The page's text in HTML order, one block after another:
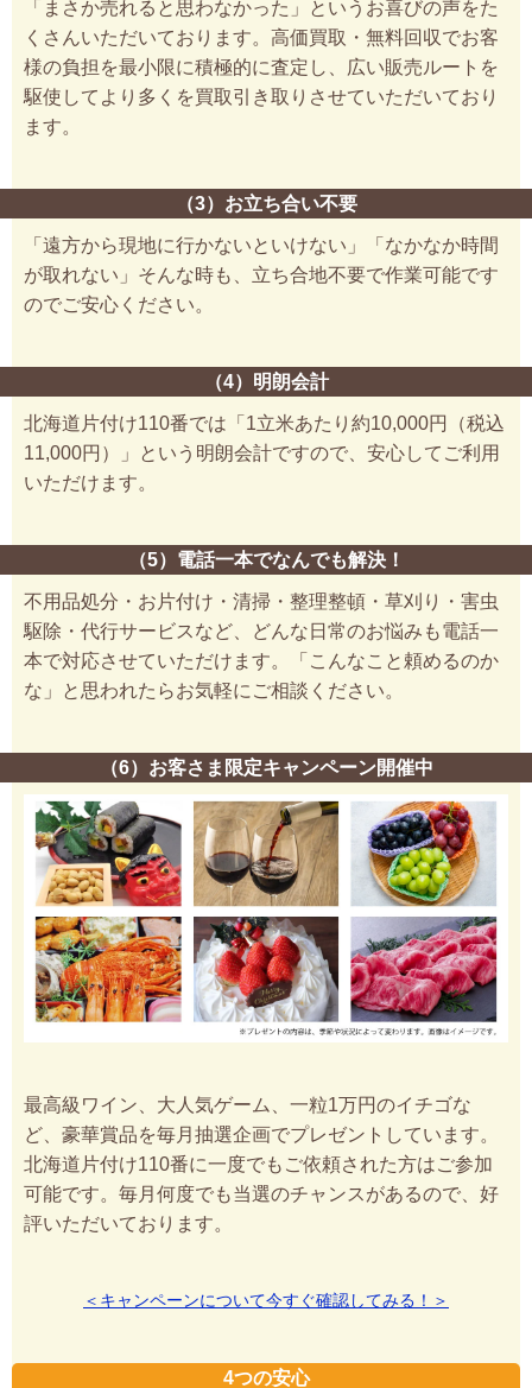
「まさか売れると思わなかった」というお喜びの声をた
くさんいただいております。高価買取・無料回収でお客
様の負担を最小限に積極的に査定し、広い販売ルートを
駆使してより多くを買取引き取りさせていただいており
ます。
（3）お立ち合い不要
「遠方から現地に行かないといけない」「なかなか時間
が取れない」そんな時も、立ち合地不要で作業可能です
のでご安心ください。
（4）明朗会計
北海道片付け110番では「1立米あたり約10,000円（税込
11,000円）」という明朗会計ですので、安心してご利用
いただけます。
（5）電話一本でなんでも解決！
不用品処分・お片付け・清掃・整理整頓・草刈り・害虫
駆除・代行サービスなど、どんな日常のお悩みも電話一
本で対応させていただけます。「こんなこと頼めるのか
な」と思われたらお気軽にご相談ください。
（6）お客さま限定キャンペーン開催中
最高級ワイン、大人気ゲーム、一粒1万円のイチゴな
ど、豪華賞品を毎月抽選企画でプレゼントしています。
北海道片付け110番に一度でもご依頼された方はご参加
可能です。毎月何度でも当選のチャンスがあるので、好
評いただいております。
＜キャンペーンについて今すぐ確認してみる！＞
4つの安心